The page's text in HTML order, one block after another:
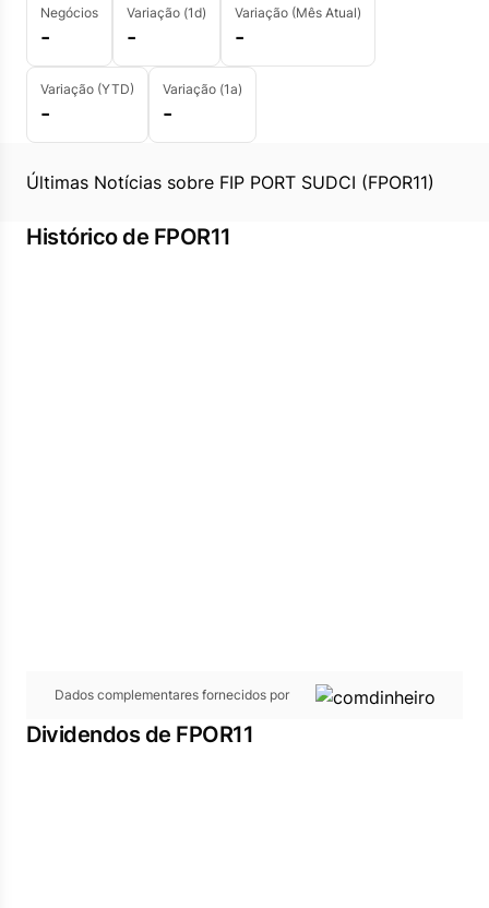
Negócios
-
Variação (1d)
-
Variação (Mês Atual)
-
Variação (YTD)
-
Variação (1a)
-
Últimas Notícias sobre FIP PORT SUDCI (FPOR11)
Histórico de FPOR11
Dados complementares fornecidos por
Dividendos de FPOR11